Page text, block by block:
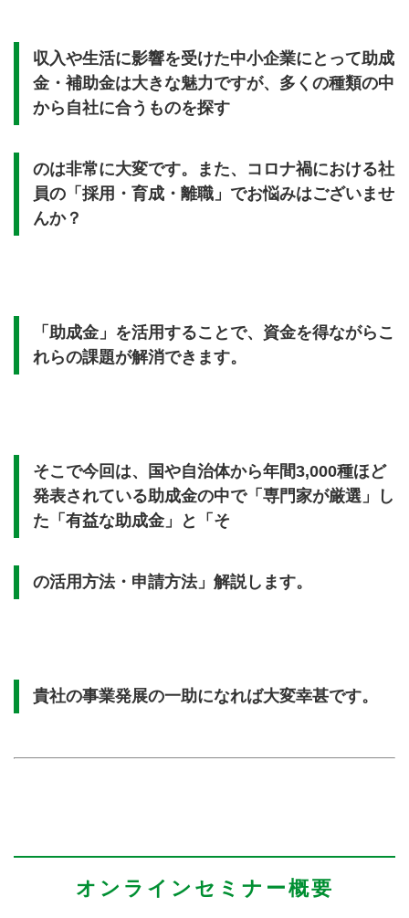
収入や生活に影響を受けた中小企業にとって助成
金・補助金は大きな魅力ですが、多くの種類の中
から自社に合うものを探す
のは非常に大変です。また、コロナ禍における社
員の「採用・育成・離職」でお悩みはございませ
んか？
「助成金」を活用することで、資金を得ながらこ
れらの課題が解消できます。
そこで今回は、国や自治体から年間3,000種ほど
発表されている助成金の中で「専門家が厳選」し
た「有益な助成金」と「そ
の活用方法・申請方法」解説します。
貴社の事業発展の一助になれば大変幸甚です。
オンラインセミナー概要